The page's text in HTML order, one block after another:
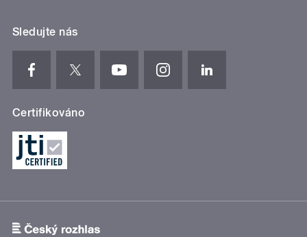
Sledujte nás
Certifikováno